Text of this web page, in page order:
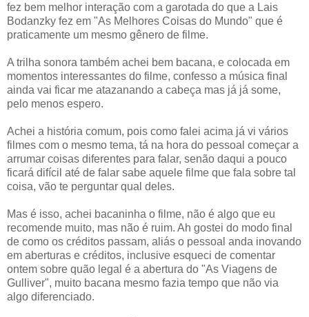
fez bem melhor interação com a garotada do que a Lais
Bodanzky fez em "As Melhores Coisas do Mundo" que é
praticamente um mesmo gênero de filme.
A trilha sonora também achei bem bacana, e colocada em
momentos interessantes do filme, confesso a música final
ainda vai ficar me atazanando a cabeça mas já já some,
pelo menos espero.
Achei a história comum, pois como falei acima já vi vários
filmes com o mesmo tema, tá na hora do pessoal começar a
arrumar coisas diferentes para falar, senão daqui a pouco
ficará difícil até de falar sabe aquele filme que fala sobre tal
coisa, vão te perguntar qual deles.
Mas é isso, achei bacaninha o filme, não é algo que eu
recomende muito, mas não é ruim. Ah gostei do modo final
de como os créditos passam, aliás o pessoal anda inovando
em aberturas e créditos, inclusive esqueci de comentar
ontem sobre quão legal é a abertura do "As Viagens de
Gulliver", muito bacana mesmo fazia tempo que não via
algo diferenciado.